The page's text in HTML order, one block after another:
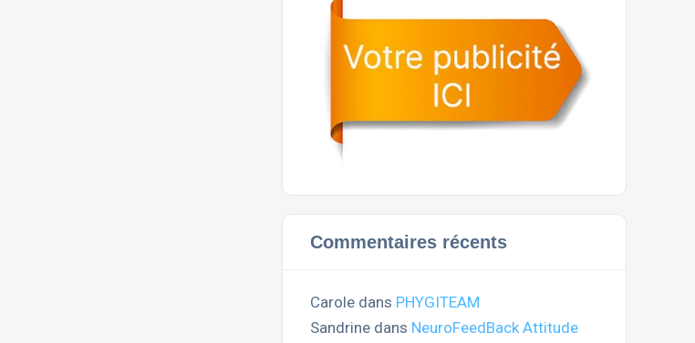
Commentaires récents
Carole dans PHYGITEAM
Sandrine dans NeuroFeedBack Attitude